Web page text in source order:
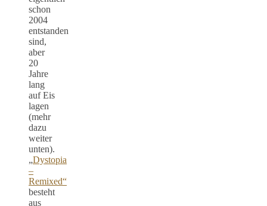
schon
2004
entstanden
sind,
aber
20
Jahre
lang
auf Eis
lagen
(mehr
dazu
weiter
unten).
„Dystopia
–
Remixed“
besteht
aus